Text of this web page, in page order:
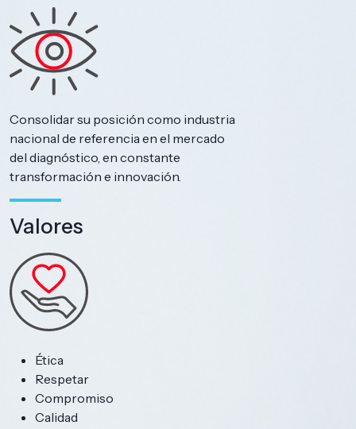
Consolidar su posición como industria
nacional de referencia en el mercado
del diagnóstico, en constante
transformación e innovación.
Valores
Ética
Respetar
Compromiso
Calidad